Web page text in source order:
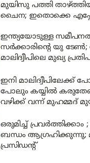
മുയിസു പത്തി
ചൈന; ഇതൊക്കെ
ഇന്ത്യയോടുള്ള
സർക്കാരിന്റെ യു
മാലിദ്വീപിലെ മുഖ്യ
ഇനി
പോലും കയ്യിൽ
വഴിക്ക് വന്ന് മുഹമ്മദ്
ഒരുമിച്ച് പ്രവർത്തിക്കാം
ബന്ധം ആഗ്രഹിക്കുന്നു;
പ്രസിഡന്റ്